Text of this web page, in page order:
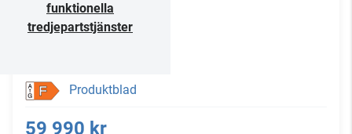
funktionella
tredjepartstjänster
F Produktblad
59 990 kr